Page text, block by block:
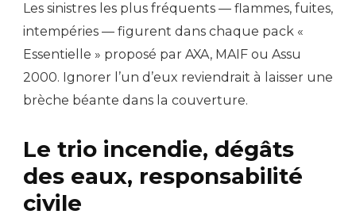
Les sinistres les plus fréquents — flammes, fuites,
intempéries — figurent dans chaque pack «
Essentielle » proposé par AXA, MAIF ou Assu
2000. Ignorer l’un d’eux reviendrait à laisser une
brèche béante dans la couverture.
Le trio incendie, dégâts
des eaux, responsabilité
civile